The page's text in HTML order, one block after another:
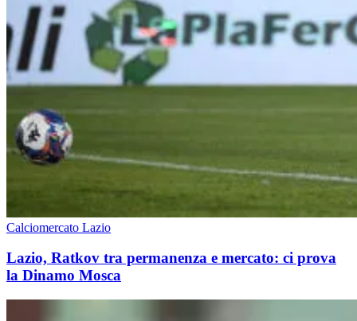
Calciomercato Lazio
Lazio, Ratkov tra permanenza e mercato: ci prova
la Dinamo Mosca